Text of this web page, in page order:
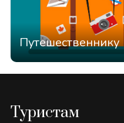
Путешественнику
Туристам